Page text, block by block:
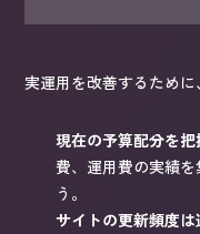
実運用を改善するために
現在の予算配分を
費、運用費の実績
う。
サイトの更新頻度